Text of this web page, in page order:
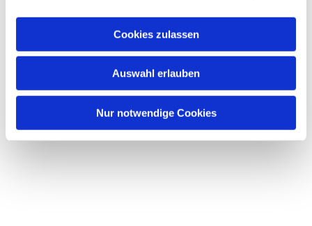
Cookies zulassen
Auswahl erlauben
Nur notwendige Cookies